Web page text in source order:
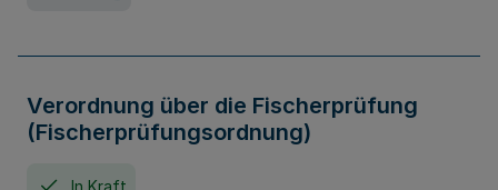
Verordnung über die Fischerprüfung
(Fischerprüfungsordnung)
In Kraft